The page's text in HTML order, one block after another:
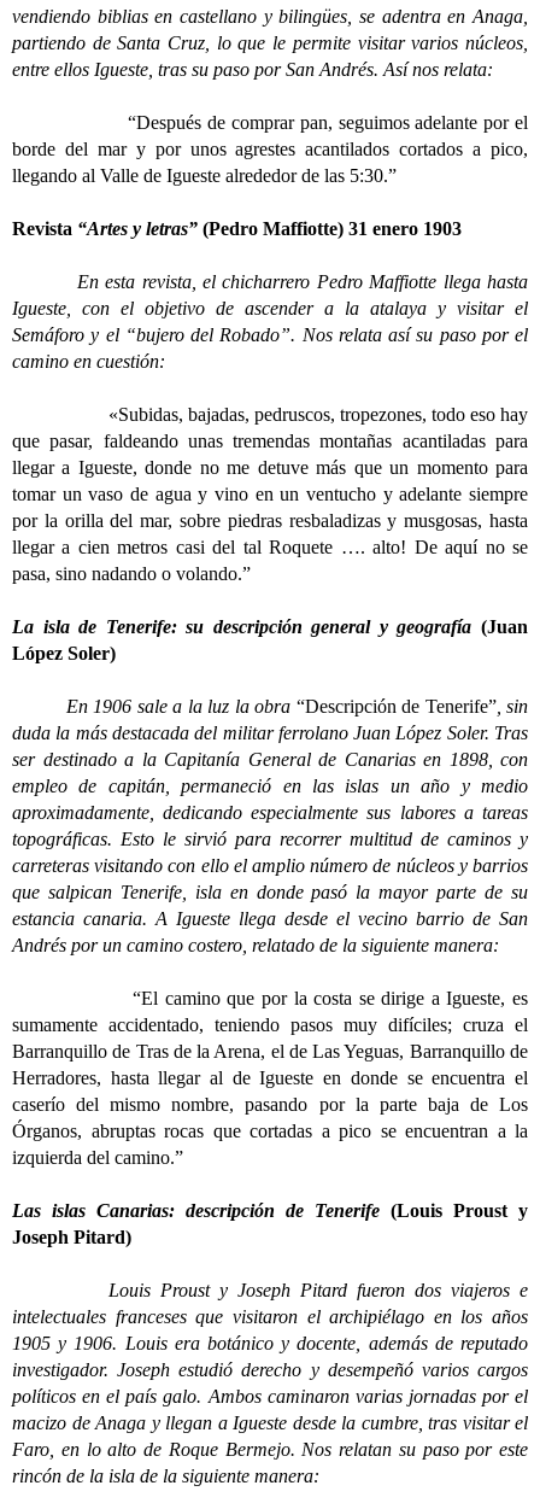
vendiendo biblias en castellano y bilingües, se adentra en Anaga,
partiendo de Santa Cruz, lo que le permite visitar varios núcleos,
entre ellos Igueste, tras su paso por San Andrés. Así nos relata:
“Después de comprar pan, seguimos adelante por el
borde del mar y por unos agrestes acantilados cortados a pico,
llegando al Valle de Igueste alrededor de las 5:30.”
Revista “Artes y letras” (Pedro Maffiotte) 31 enero 1903
En esta revista, el chicharrero Pedro Maffiotte llega hasta
Igueste, con el objetivo de ascender a la atalaya y visitar el
Semáforo y el “bujero del Robado”. Nos relata así su paso por el
camino en cuestión:
«Subidas, bajadas, pedruscos, tropezones, todo eso hay
que pasar, faldeando unas tremendas montañas acantiladas para
llegar a Igueste, donde no me detuve más que un momento para
tomar un vaso de agua y vino en un ventucho y adelante siempre
por la orilla del mar, sobre piedras resbaladizas y musgosas, hasta
llegar a cien metros casi del tal Roquete …. alto! De aquí no se
pasa, sino nadando o volando.”
La isla de Tenerife: su descripción general y geografía (Juan
López Soler)
En 1906 sale a la luz la obra “Descripción de Tenerife”, sin
duda la más destacada del militar ferrolano Juan López Soler. Tras
ser destinado a la Capitanía General de Canarias en 1898, con
empleo de capitán, permaneció en las islas un año y medio
aproximadamente, dedicando especialmente sus labores a tareas
topográficas. Esto le sirvió para recorrer multitud de caminos y
carreteras visitando con ello el amplio número de núcleos y barrios
que salpican Tenerife, isla en donde pasó la mayor parte de su
estancia canaria. A Igueste llega desde el vecino barrio de San
Andrés por un camino costero, relatado de la siguiente manera:
“El camino que por la costa se dirige a Igueste, es
sumamente accidentado, teniendo pasos muy difíciles; cruza el
Barranquillo de Tras de la Arena, el de Las Yeguas, Barranquillo de
Herradores, hasta llegar al de Igueste en donde se encuentra el
caserío del mismo nombre, pasando por la parte baja de Los
Órganos, abruptas rocas que cortadas a pico se encuentran a la
izquierda del camino.”
Las islas Canarias: descripción de Tenerife (Louis Proust y
Joseph Pitard)
Louis Proust y Joseph Pitard fueron dos viajeros e
intelectuales franceses que visitaron el archipiélago en los años
1905 y 1906. Louis era botánico y docente, además de reputado
investigador. Joseph estudió derecho y desempeñó varios cargos
políticos en el país galo. Ambos caminaron varias jornadas por el
macizo de Anaga y llegan a Igueste desde la cumbre, tras visitar el
Faro, en lo alto de Roque Bermejo. Nos relatan su paso por este
rincón de la isla de la siguiente manera: